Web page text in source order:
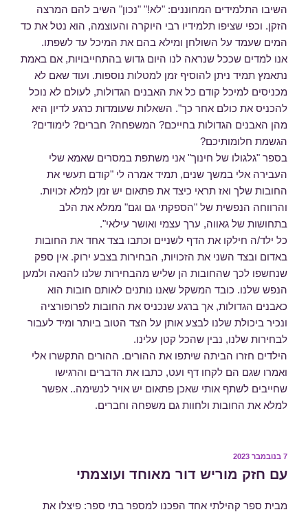
השיבו התלמידים המחוננים: "לא!" "נכון" השיב להם המרצה
הזקן. וכפי שציפו תלמידיו רבי היוקרה והעוצמה, הוא נטל את כד
המים שעמד על השולחן ומילא בהם את המיכל עד לשפתו.
אנו למדים שככל שנראה לנו היום גדוש בהתחייבויות, אם באמת
נתאמץ תמיד ניתן להוסיף זמן למטלות נוספות. ועוד שאם לא
מכניסים למיכל קודם כל את האבנים הגדולות, לעולם לא נוכל
להכניס את כולם אחר כך". השאלות שעומדות כרגע לדיון היא
מהן האבנים הגדולות בחייכם? המשפחה? חברים? לימודים?
הגשמת חלומותיכם?
בספר "גלגולו של חינוך" אני משתפת במסרים שאמא שלי
העבירה אלי במשך שנים, תמיד אמרה לי "קודם תעשי את
החובות שלך ואז תראי כיצד את פתאום יש זמן למלא זכויות.
והרווחה הנפשית של "הספקתי גם וגם" ממלא את הלב
בתחושות של גאווה, ערך עצמי ואושר עילאי".
כל ילד/ה חילקו את הדף לשניים וכתבו בצד אחד את החובות
באדום ובצד השני את הזכויות, הבחירות בצבע ירוק. אין ספק
שנחשפו לכך שהחובות הן שליש מהבחירות שלנו להנאה ולמען
הנפש שלנו. כובד המשקל שאנו נותנים לאותם חובות הוא
כאבנים הגדולות, אך ברגע שנכניס את החובות לפרופורציה
ונכיר ביכולת שלנו לבצע אותן על הצד הטוב ביותר ומיד לעבור
לבחירות שלנו, נבין שהכל קטן עלינו.
הילדים חזרו הביתה שיתפו את ההורים. ההורים התקשרו אלי
ואמרו שגם הם לקחו דף ועט, כתבו את הדברים והרגישו
שחייבים לשתף אותי שאכן פתאום יש אויר לנשימה.. אפשר
למלא את החובות ולחוות גם משפחה וחברים.
פורסם
7 בנובמבר 2023
עם חזק מוריש דור מאוחד ועוצמתי
מבית ספר קהילתי אחד הפכנו למספר בתי ספר: פיצלו את